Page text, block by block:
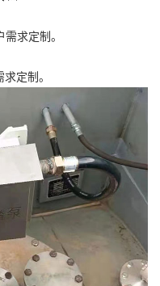
求定制。
定制。